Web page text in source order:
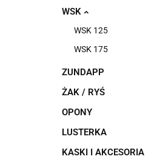
WSK
WSK 125
WSK 175
ZUNDAPP
ŻAK / RYŚ
OPONY
LUSTERKA
KASKI I AKCESORIA